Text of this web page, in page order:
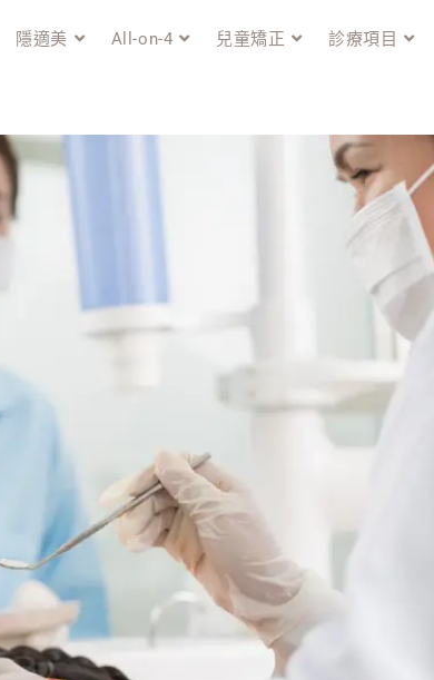
隱適美 All-on-4 兒童矯正 診療項目